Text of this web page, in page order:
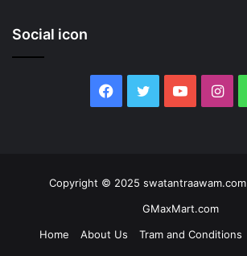
Social icon
Facebook
Twitter YouTube
Copyright © 2025
GMaxMart.com
Home
About Us Tram and Conditions